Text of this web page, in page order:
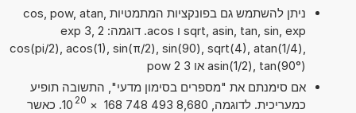
ניתן להשתמש גם בפונקציות המתמטיות cos, pow, atan,
sqrt, asin, tan, sin, exp ו acos. דוגמה: 2 exp 3,
cos(pi/2), acos(1), sin(π/2), sin(90), sqrt(4), atan(1/4),
asin(1/2), tan(90°) או 3 pow 2
אם סימנתם את "מספרים בסימון מדעי", התשובה תופיע
כמעריכית. לדוגמה, 8,680 493 748 168
×
10 20
. כאשר